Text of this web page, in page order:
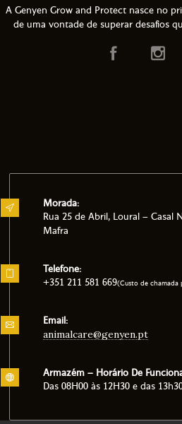
A Genyen Grow and Protect nasce no
de uma vontade de superar desafios
Morada:
Rua 25 de Abril, Loural – Casal
Mafra
Telefone:
+351 211 581 669(Custo de chamada
Email:
animalcare@genyen.pt
Armazém – Horário De
Das 08H00 às 12H30 e das